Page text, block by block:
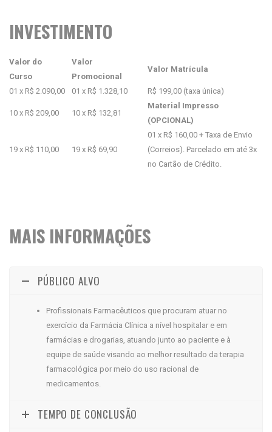
INVESTIMENTO
Valor do
Curso
Valor
Promocional
Valor Matrícula
01 x R$ 2.090,00 01 x R$ 1.328,10 R$ 199,00 (taxa única)
10 x R$ 209,00 10 x R$ 132,81
Material Impresso
(OPCIONAL)
19 x R$ 110,00 19 x R$ 69,90
01 x R$ 160,00 + Taxa de Envio
(Correios). Parcelado em até 3x
no Cartão de Crédito.
MAIS INFORMAÇÕES
PÚBLICO ALVO
Profissionais Farmacêuticos que procuram atuar no
exercício da Farmácia Clínica a nível hospitalar e em
farmácias e drogarias, atuando junto ao paciente e à
equipe de saúde visando ao melhor resultado da terapia
farmacológica por meio do uso racional de
medicamentos.
TEMPO DE CONCLUSÃO